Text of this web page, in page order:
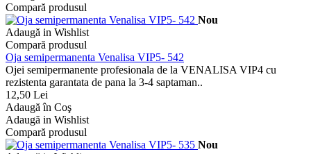
Compară produsul
Nou
Adaugă in Wishlist
Compară produsul
Oja semipermanenta Venalisa VIP5- 542
Ojei semipermanente profesionala de la VENALISA VIP4 cu
rezistenta garantata de pana la 3-4 saptaman..
12,50 Lei
Adaugă în Coş
Adaugă in Wishlist
Compară produsul
Nou